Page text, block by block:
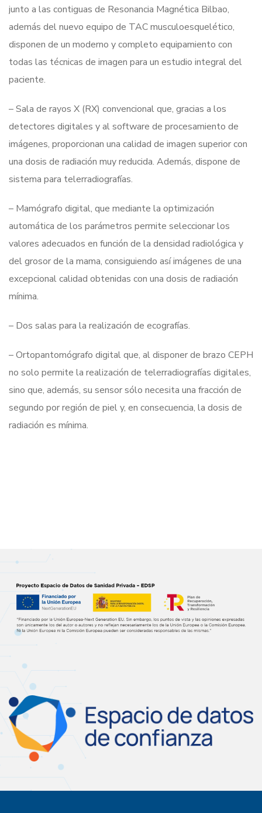
junto a las contiguas de Resonancia Magnética Bilbao,
además del nuevo equipo de TAC musculoesquelético,
disponen de un moderno y completo equipamiento con
todas las técnicas de imagen para un estudio integral del
paciente.
– Sala de rayos X (RX) convencional que, gracias a los
detectores digitales y al software de procesamiento de
imágenes, proporcionan una calidad de imagen superior con
una dosis de radiación muy reducida. Además, dispone de
sistema para telerradiografías.
– Mamógrafo digital, que mediante la optimización
automática de los parámetros permite seleccionar los
valores adecuados en función de la densidad radiológica y
del grosor de la mama, consiguiendo así imágenes de una
excepcional calidad obtenidas con una dosis de radiación
mínima.
– Dos salas para la realización de ecografías.
– Ortopantomógrafo digital que, al disponer de brazo CEPH
no solo permite la realización de telerradiografías digitales,
sino que, además, su sensor sólo necesita una fracción de
segundo por región de piel y, en consecuencia, la dosis de
radiación es mínima.